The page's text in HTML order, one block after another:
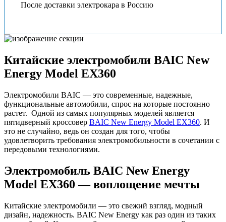
После доставки электрокара в Россию
Китайские электромобили BAIC New
Energy Model EX360
Электромобили BAIC — это современные, надежные,
функциональные автомобили, спрос на которые постоянно
растет. Одной из самых популярных моделей является
пятидверный кроссовер BAIC New Energy Model EX360. И
это не случайно, ведь он создан для того, чтобы
удовлетворить требования электромобильности в сочетании с
передовыми технологиями.
Электромобиль BAIC New Energy
Model EX360 — воплощение мечты
Китайские электромобили — это свежий взгляд, модный
дизайн, надежность. BAIC New Energy как раз один из таких